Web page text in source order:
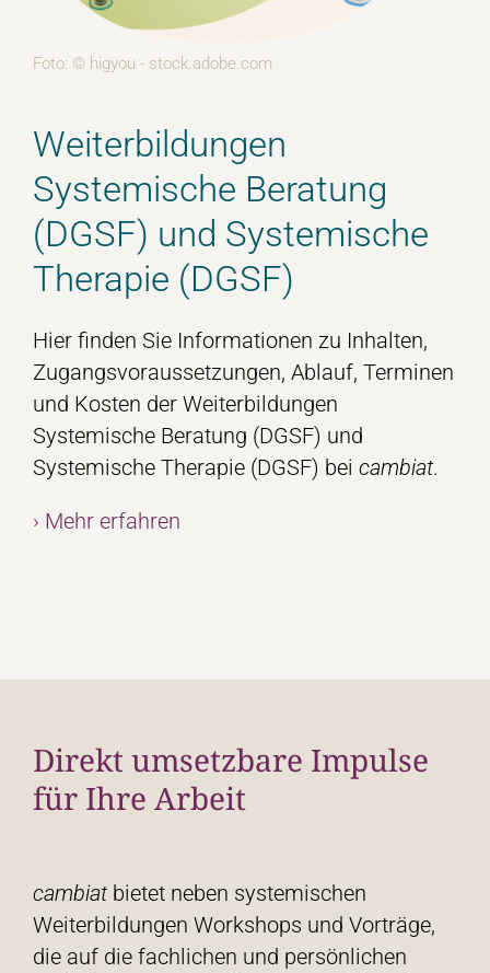
Foto: © higyou - stock.adobe.com
Weiterbildungen
Systemische Beratung
(DGSF) und Systemische
Therapie (DGSF)
Hier finden Sie Informationen zu Inhalten,
Zugangsvoraussetzungen, Ablauf, Terminen
und Kosten der Weiterbildungen
Systemische Beratung (DGSF) und
Systemische Therapie (DGSF) bei cambiat.
› Mehr erfahren
Direkt umsetzbare Impulse
für Ihre Arbeit
cambiatbietet neben systemischen
Weiterbildungen Workshops und Vorträge,
die auf die fachlichen und persönlichen